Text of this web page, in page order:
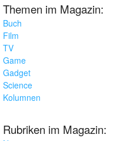
Themen im Magazin:
Buch
Film
TV
Game
Gadget
Science
Kolumnen
Rubriken im Magazin: